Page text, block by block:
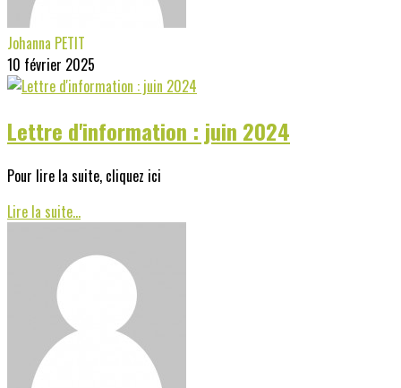
Johanna PETIT
10 février 2025
Lettre d'information : juin 2024
Pour lire la suite, cliquez ici
Lire la suite...